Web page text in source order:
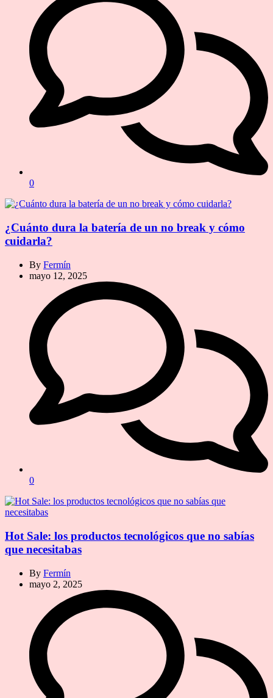
0
¿Cuánto dura la batería de un no break y cómo
cuidarla?
By Fermín
mayo 12, 2025
0
Hot Sale: los productos tecnológicos que no sabías
que necesitabas
By Fermín
mayo 2, 2025